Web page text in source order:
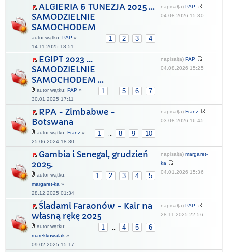
ALGIERIA & TUNEZJA 2025 ...
SAMODZIELNIE
SAMOCHODEM
1 2 3 4
autor wątku: PAP »
14.11.2025 18:51
napisał(a) PAP
04.08.2026 15:30
EGIPT 2023 ...
SAMODZIELNIE
SAMOCHODEM ...
1 5 6 7
autor wątku: PAP »
30.01.2025 17:11
napisał(a) PAP
04.08.2026 15:25
RPA - Zimbabwe -
Botswana
1 8 9 10
autor wątku: Franz »
25.06.2024 18:30
napisał(a) Franz
03.08.2026 16:45
Gambia i Senegal, grudzień
2025.
1 2 3 4 5
autor wątku:
margaret-ka »
28.12.2025 01:34
napisał(a) margaret-
ka
04.01.2026 15:36
Śladami Faraonów - Kair na
własną rękę 2025
1 4 5 6
autor wątku:
marekkowalak »
09.02.2025 15:17
napisał(a) PAP
28.11.2025 22:56